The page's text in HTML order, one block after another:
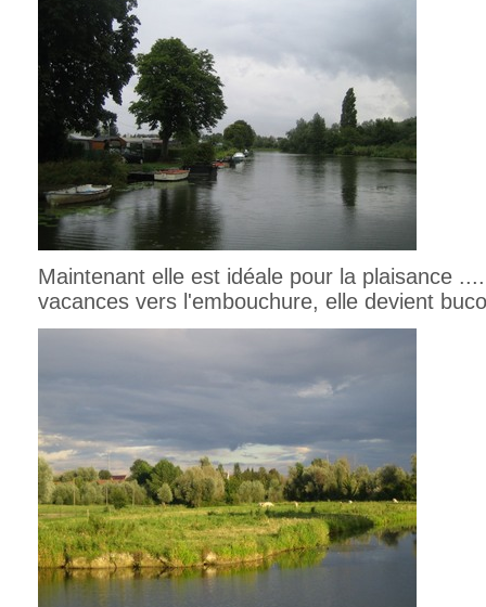
Maintenant elle est idéale pour la plaisance
vacances vers l'embouchure, elle devient